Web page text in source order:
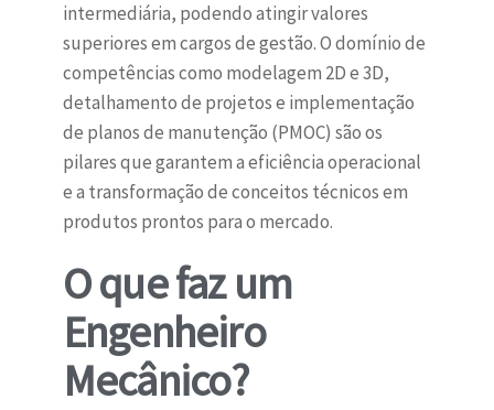
intermediária, podendo atingir valores
superiores em cargos de gestão. O domínio de
competências como modelagem 2D e 3D,
detalhamento de projetos e implementação
de planos de manutenção (PMOC) são os
pilares que garantem a eficiência operacional
e a transformação de conceitos técnicos em
produtos prontos para o mercado.
O que faz um
Engenheiro
Mecânico?